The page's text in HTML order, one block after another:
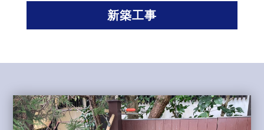
新築工事